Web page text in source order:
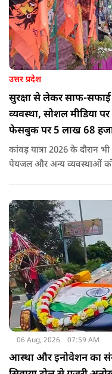
उत्तर प्रदेश
सुरक्षा से लेकर साफ-
व्यवस्था, सोशल मीडिया
फेसबुक पर 5 लाख 68
कांवड़ यात्रा 2026 के दौरान
पेयजल और अन्य व्यवस्थाओं को
06 Aug, 2026 07:59 AM
आस्था और इनोवेशन का